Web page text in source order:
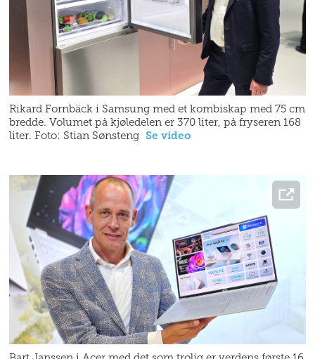
Rikard Fornbäck i Samsung med et kombiskap med 75 cm
bredde. Volumet på kjøledelen er 370 liter, på fryseren 168
liter. Foto: Stian Sønsteng Se video